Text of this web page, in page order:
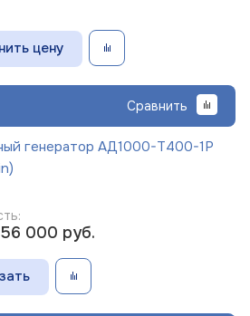
цену
Сравнить
генератор АД1000-Т400-1Р
000 руб.